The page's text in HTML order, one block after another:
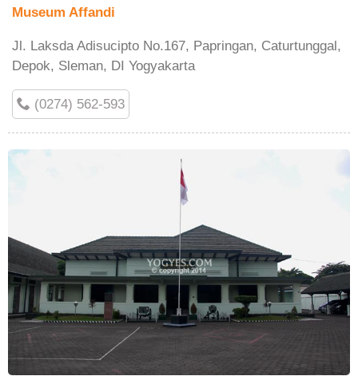
Museum Affandi
Jl. Laksda Adisucipto No.167, Papringan, Caturtunggal,
Depok, Sleman, DI Yogyakarta
(0274) 562-593